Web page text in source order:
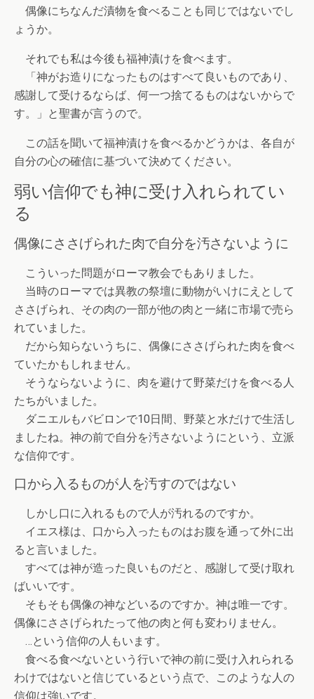
偶像にちなんだ漬物を食べることも同じではないでし
ょうか。
それでも私は今後も福神漬けを食べます。
「神がお造りになったものはすべて良いものであり、
感謝して受けるならば、何一つ捨てるものはないからで
す。」と聖書が言うので。
この話を聞いて福神漬けを食べるかどうかは、各自が
自分の心の確信に基づいて決めてください。
弱い信仰でも神に受け入れられてい
る
偶像にささげられた肉で自分を汚さないように
こういった問題がローマ教会でもありました。
当時のローマでは異教の祭壇に動物がいけにえとして
ささげられ、その肉の一部が他の肉と一緒に市場で売ら
れていました。
だから知らないうちに、偶像にささげられた肉を食べ
ていたかもしれません。
そうならないように、肉を避けて野菜だけを食べる人
たちがいました。
ダニエルもバビロンで10日間、野菜と水だけで生活し
ましたね。神の前で自分を汚さないようにという、立派
な信仰です。
口から入るものが人を汚すのではない
しかし口に入れるもので人が汚れるのですか。
イエス様は、口から入ったものはお腹を通って外に出
ると言いました。
すべては神が造った良いものだと、感謝して受け取れ
ばいいです。
そもそも偶像の神などいるのですか。神は唯一です。
偶像にささげられたって他の肉と何も変わりません。
…という信仰の人もいます。
食べる食べないという行いで神の前に受け入れられる
わけではないと信じているという点で、このような人の
信仰は強いです。